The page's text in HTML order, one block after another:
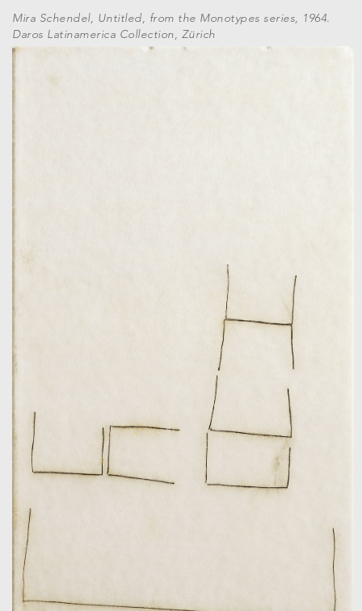
Mira Schendel, Untitled, from the Monotypes series, 1964.
Daros Latinamerica Collection, Zürich